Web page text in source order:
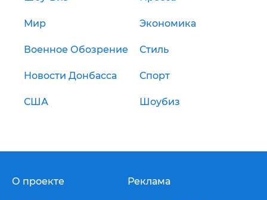
Мир Экономика
Военное Обозрение Стиль
Новости Донбасса Спорт
США Шоубиз
О проекте Реклама